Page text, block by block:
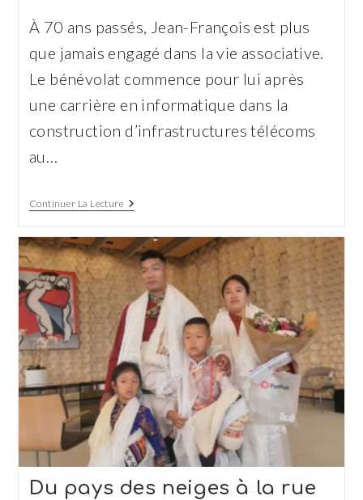
la
publication :
À 70 ans passés, Jean-François est plus
que jamais engagé dans la vie associative.
Le bénévolat commence pour lui après
une carrière en informatique dans la
construction d’infrastructures télécoms
au…
Continuer La LectureJean-
Ténacité
À
Toute
Épreuve
Du pays des neiges à la rue